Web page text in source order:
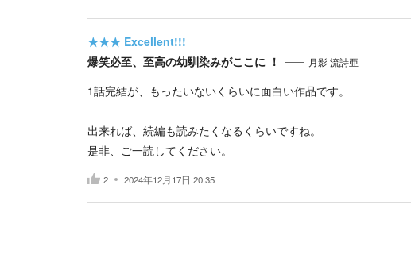
★★★ Excellent!!!
爆笑必至、至高の幼馴染みがここに ！
月影 流詩亜
1話完結が、もったいないくらいに面白い作品です。
出来れば、続編も読みたくなるくらいですね。
是非、ご一読してください。
2 2024年12月17日 20:35